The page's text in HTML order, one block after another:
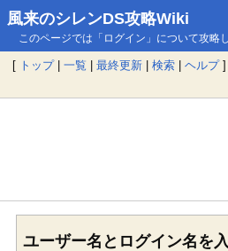
風来のシレンDS攻略Wiki
このページでは「ログイン」について攻略
[ トップ| 一覧 | 最終更新 | 検索 | ヘルプ
ユーザー名とログイン名を